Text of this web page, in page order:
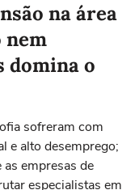
na área
nem
domina o
sofreram com
e alto desemprego;
empresas de
especialistas em